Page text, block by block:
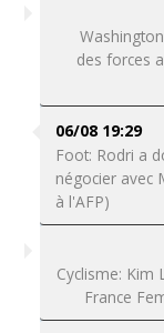
des forces
06/08 19:29
Foot: Rodri a
négocier avec
à l'AFP)
Cyclisme: Kim
France